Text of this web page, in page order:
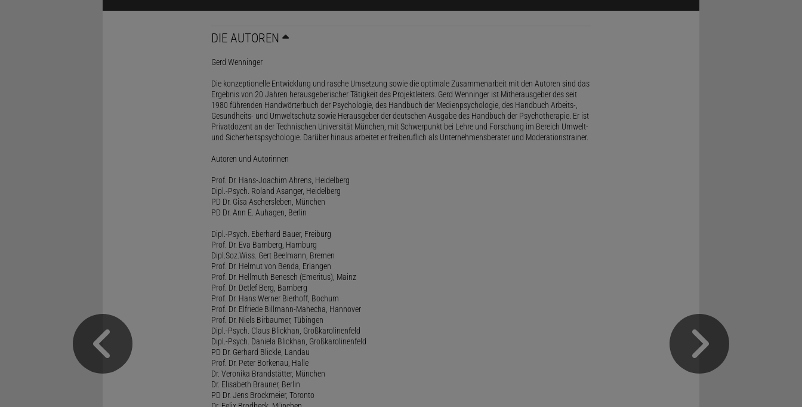
DIE AUTOREN
Gerd Wenninger
Die konzeptionelle Entwicklung und rasche Umsetzung sowie die optimale Zusammenarbeit mit den Autoren sind das
Ergebnis von 20 Jahren herausgeberischer Tätigkeit des Projektleiters. Gerd Wenninger ist Mitherausgeber des seit
1980 führenden Handwörterbuch der Psychologie, des Handbuch der Medienpsychologie, des Handbuch Arbeits-,
Gesundheits- und Umweltschutz sowie Herausgeber der deutschen Ausgabe des Handbuch der Psychotherapie. Er ist
Privatdozent an der Technischen Universität München, mit Schwerpunkt bei Lehre und Forschung im Bereich Umwelt-
und Sicherheitspsychologie. Darüber hinaus arbeitet er freiberuflich als Unternehmensberater und Moderationstrainer.
Autoren und Autorinnen
Prof. Dr. Hans-Joachim Ahrens, Heidelberg
Dipl.-Psych. Roland Asanger, Heidelberg
PD Dr. Gisa Aschersleben, München
PD Dr. Ann E. Auhagen, Berlin
Dipl.-Psych. Eberhard Bauer, Freiburg
Prof. Dr. Eva Bamberg, Hamburg
Dipl.Soz.Wiss. Gert Beelmann, Bremen
Prof. Dr. Helmut von Benda, Erlangen
Prof. Dr. Hellmuth Benesch (Emeritus), Mainz
Prof. Dr. Detlef Berg, Bamberg
Prof. Dr. Hans Werner Bierhoff, Bochum
Prof. Dr. Elfriede Billmann-Mahecha, Hannover
Prof. Dr. Niels Birbaumer, Tübingen
Dipl.-Psych. Claus Blickhan, Großkarolinenfeld
Dipl.-Psych. Daniela Blickhan, Großkarolinenfeld
PD Dr. Gerhard Blickle, Landau
Prof. Dr. Peter Borkenau, Halle
Dr. Veronika Brandstätter, München
Dr. Elisabeth Brauner, Berlin
PD Dr. Jens Brockmeier, Toronto